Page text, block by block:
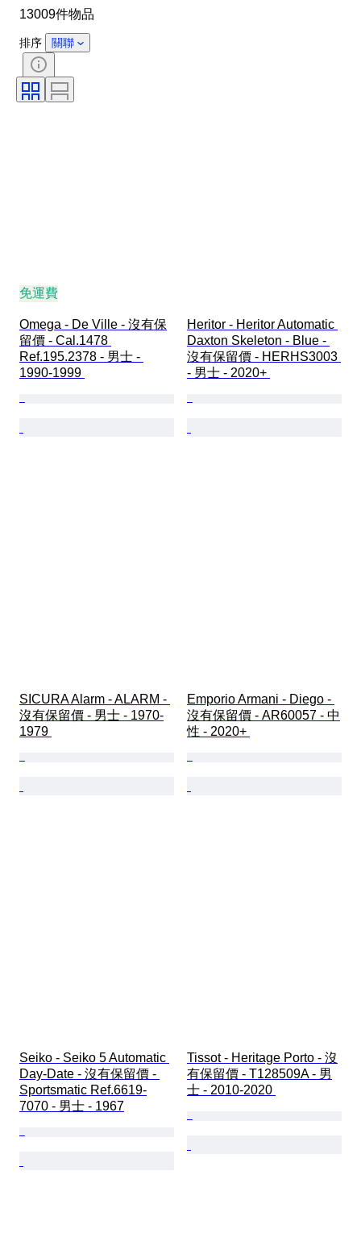
狀態
標題
顏色
時代
原件/副本
13009件物品
排序 關聯
免運費
Omega - De Ville - 沒有保
留價 - Cal.1478
Ref.195.2378 - 男士 -
1990-1999
Heritor - Heritor Automatic
Daxton Skeleton - Blue -
沒有保留價 - HERHS3003
- 男士 - 2020+
SICURA Alarm - ALARM -
沒有保留價 - 男士 - 1970-
1979
Emporio Armani - Diego -
沒有保留價 - AR60057 - 中
性 - 2020+
Seiko - Seiko 5 Automatic
Day-Date - 沒有保留價 -
Sportsmatic Ref.6619-
7070 - 男士 - 1967
Tissot - Heritage Porto - 沒
有保留價 - T128509A - 男
士 - 2010-2020